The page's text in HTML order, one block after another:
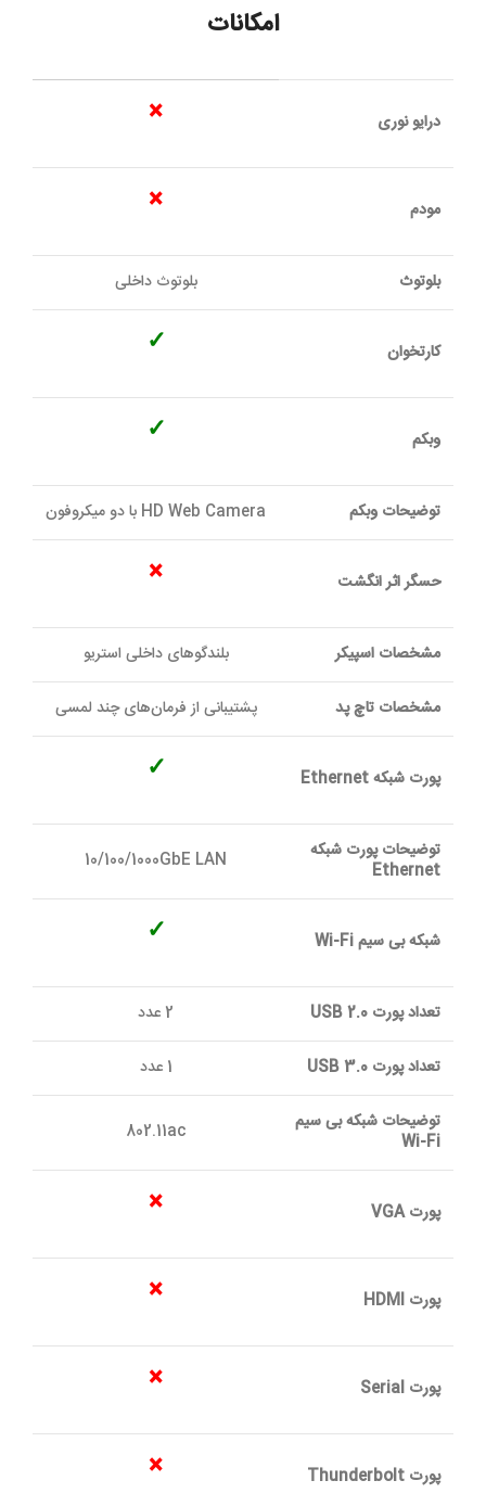
امکانات
درایو نوری ×
مودم ×
بلوتوث بلوتوث داخلی
کارتخوان ✓
وبکم ✓
توضیحات وبکم HD Web Camera با دو میکروفون
حسگر اثر انگشت ×
مشخصات اسپیکر بلندگوهای داخلی استریو
مشخصات تاچ پد پشتیبانی از فرمان‌های چند لمسی
پورت شبکه Ethernet ✓
توضیحات پورت شبکه
Ethernet
10/100/1000GbE LAN
شبکه بی سیم Wi-Fi ✓
تعداد پورت USB 2.0 2 عدد
تعداد پورت USB 3.0 1 عدد
توضیحات شبکه بی سیم
Wi-Fi
802.11ac
پورت VGA ×
پورت HDMI ×
پورت Serial ×
پورت Thunderbolt ×